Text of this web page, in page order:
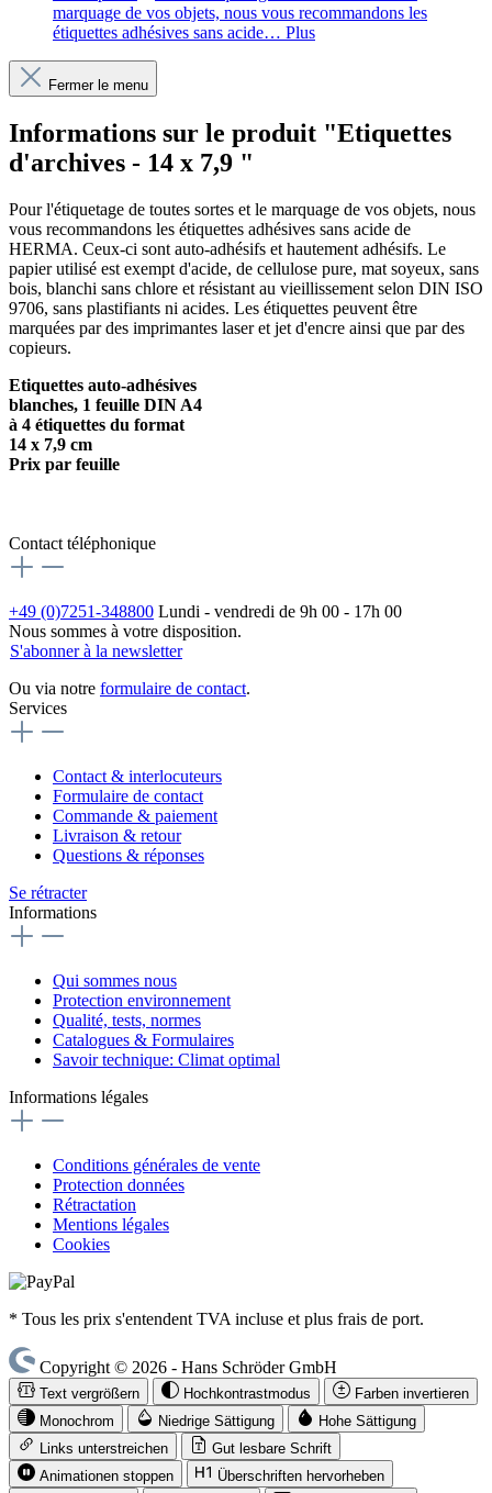
marquage de vos objets, nous vous recommandons les
étiquettes adhésives sans acide… Plus
Fermer le menu
Informations sur le produit "Etiquettes
d'archives - 14 x 7,9 "
Pour l'étiquetage de toutes sortes et le marquage de vos objets, nous
vous recommandons les étiquettes adhésives sans acide de
HERMA. Ceux-ci sont auto-adhésifs et hautement adhésifs. Le
papier utilisé est exempt d'acide, de cellulose pure, mat soyeux, sans
bois, blanchi sans chlore et résistant au vieillissement selon DIN ISO
9706, sans plastifiants ni acides. Les étiquettes peuvent être
marquées par des imprimantes laser et jet d'encre ainsi que par des
copieurs.
Etiquettes auto-adhésives
blanches, 1 feuille DIN A4
à 4 étiquettes du format
14 x 7,9 cm
Prix par feuille
Contact téléphonique
+49 (0)7251-348800 Lundi - vendredi de 9h 00 - 17h 00
Nous sommes à votre disposition.
S'abonner à la newsletter
Ou via notre formulaire de contact.
Services
Contact & interlocuteurs
Formulaire de contact
Commande & paiement
Livraison & retour
Questions & réponses
Se rétracter
Informations
Qui sommes nous
Protection environnement
Qualité, tests, normes
Catalogues & Formulaires
Savoir technique: Climat optimal
Informations légales
Conditions générales de vente
Protection données
Rétractation
Mentions légales
Cookies
* Tous les prix s'entendent TVA incluse et plus frais de port.
Copyright © 2026 - Hans Schröder GmbH
Text vergrößern Hochkontrastmodus
Farben invertieren
Monochrom
Niedrige Sättigung
Hohe Sättigung
Links unterstreichen
Gut lesbare Schrift
Animationen stoppen
Überschriften hervorheben